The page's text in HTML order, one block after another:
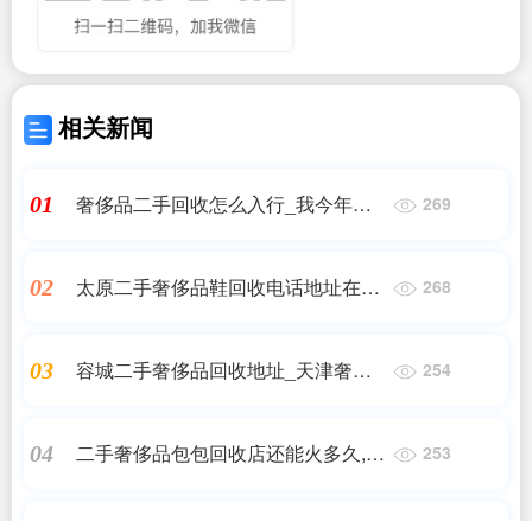
相关新闻
01
奢侈品二手回收怎么入行_我今年大
269
02
太原二手奢侈品鞋回收电话地址在哪
268
03
容城二手奢侈品回收地址_天津奢侈
254
04
二手奢侈品包包回收店还能火多久,奢
253